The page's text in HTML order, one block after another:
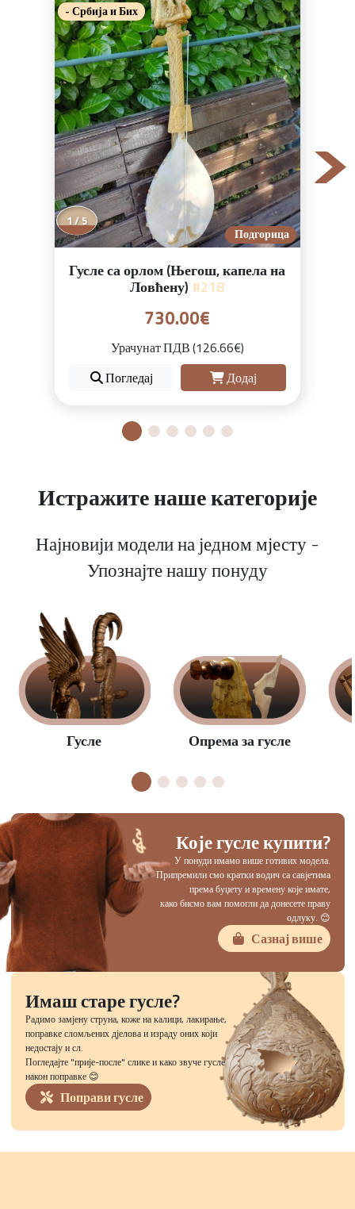
- Србија и Бих
Подгорица
1 / 5
Гусле са орлом (Његош, капела на
Ловћену) #218
730.00€
Урачунат ПДВ (126.66€)
Погледај
Додај
Истражите наше категорије
Најновији модели на једном мјесту -
Упознајте нашу понуду
Гусле Опрема за гусле
Које гусле купити?
У понуди имамо више готивих модела.
Припремили смо кратки водич са савјетима
према буџету и времену које имате,
како бисмо вам помогли да донесете праву
одлуку. 😊
Сазнај више
Имаш старе гусле?
Радимо замјену струна, коже на калици, лакирање,
поправке сломљених дјелова и израду оних који
недостају и сл.
Погледајте "прије-после" слике и како звуче гусле
након поправке 😊
Поправи гусле